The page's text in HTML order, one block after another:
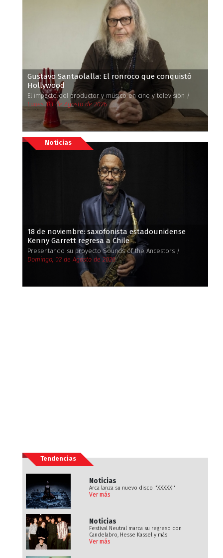
Gustavo Santaolalla: El ronroco que conquistó
Hollywood
El impacto del productor y músico en cine y televisión /
Lunes, 03 de Agosto de 2026
Noticias
18 de noviembre: saxofonista estadounidense
Kenny Garrett regresa a Chile
Presentando su proyecto Sounds of the Ancestors /
Domingo, 02 de Agosto de 2026
Tendencias
Noticias
Arca lanza su nuevo disco ''XXXXX''
Ver más
Noticias
Festival Neutral marca su regreso con
Candelabro, Hesse Kassel y más
Ver más